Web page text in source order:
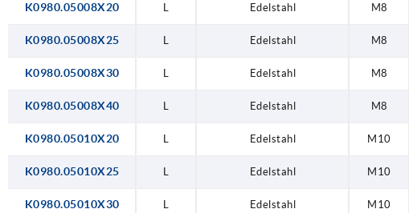
K0980.05008X20 L Edelstahl M8
K0980.05008X25 L Edelstahl M8
K0980.05008X30 L Edelstahl M8
K0980.05008X40 L Edelstahl M8
K0980.05010X20 L Edelstahl M10
K0980.05010X25 L Edelstahl M10
K0980.05010X30 L Edelstahl M10